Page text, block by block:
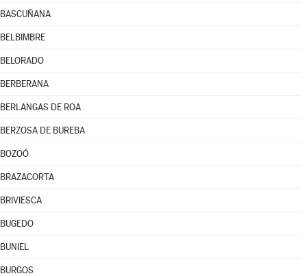
BASCUÑANA
BELBIMBRE
BELORADO
BERBERANA
BERLANGAS DE ROA
BERZOSA DE BUREBA
BOZOÓ
BRAZACORTA
BRIVIESCA
BUGEDO
BUNIEL
BURGOS